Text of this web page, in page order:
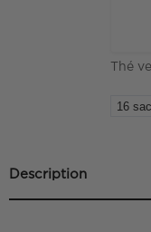
Description